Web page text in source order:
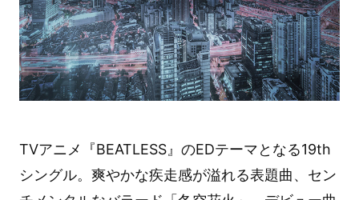
TVアニメ『BEATLESS』のEDテーマとなる19th
シングル。爽やかな疾走感が溢れる表題曲、セン